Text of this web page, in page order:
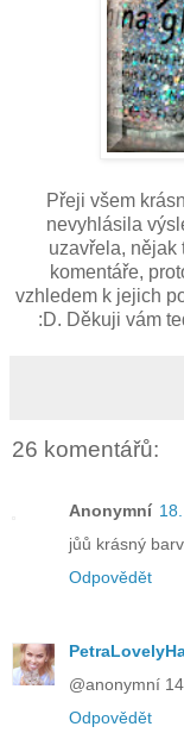
Přeji všem
nevyhlásila
uzavřela, nějak
komentáře,
vzhledem k jejich
:D. Děkuji vám
26 komentářů:
Anonymní
jůů krásný
Odpovědět
@anonymní
Odpovědět